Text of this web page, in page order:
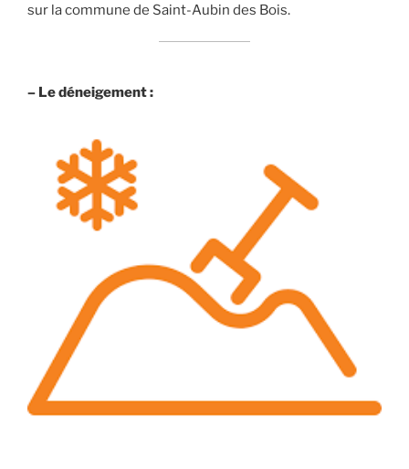
sur la commune de Saint-Aubin des Bois.
– Le déneigement :